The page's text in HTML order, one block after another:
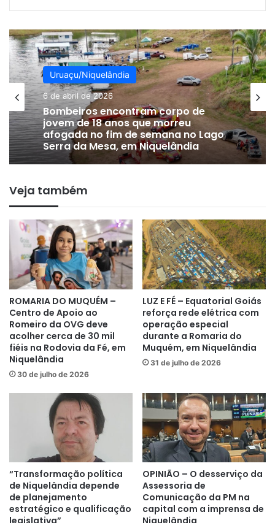
Uruaçu/Niquelândia
6 de abril de 2026
Bombeiros encontram corpo de
jovem de 18 anos que morreu
afogada no fim de semana no Lago
Serra da Mesa, em Niquelândia
Uruaçu/Niquelândia
17 de fevereiro de 2026
empresário de Niquelândia que
sobreviveu após grave saída de
pista na rodovia GO-237
Veja também
ROMARIA DO MUQUÉM –
Centro de Apoio ao
Romeiro da OVG deve
acolher cerca de 30 mil
fiéis na Rodovia da Fé, em
Niquelândia
30 de julho de 2026
LUZ E FÉ – Equatorial Goiás
reforça rede elétrica com
operação especial
durante a Romaria do
Muquém, em Niquelândia
31 de julho de 2026
“Transformação política
de Niquelândia depende
de planejamento
estratégico e qualificação
legislativa”
OPINIÃO – O desserviço da
Assessoria de
Comunicação da PM na
capital com a imprensa de
Niquelândia